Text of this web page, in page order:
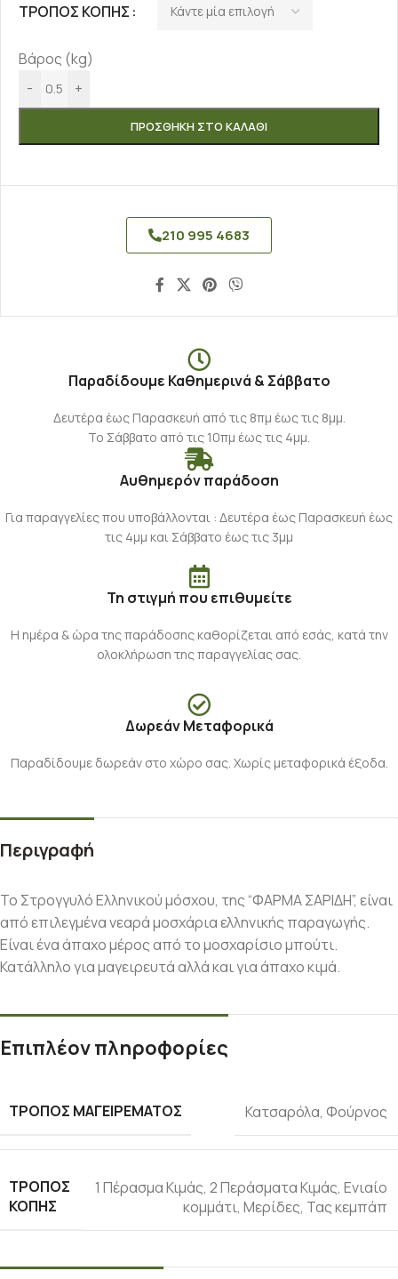
ΤΡΌΠΟΣ ΚΟΠΉΣ
Βάρος (kg)
-
+
ΠΡΟΣΘΉΚΗ ΣΤΟ ΚΑΛΆΘΙ
210 995 4683
Παραδίδουμε Καθημερινά & Σάββατο
Δευτέρα έως Παρασκευή από τις 8πμ έως τις 8μμ.
Το Σάββατο από τις 10πμ έως τις 4μμ.
Αυθημερόν παράδοση
Για παραγγελίες που υποβάλλονται : Δευτέρα έως Παρασκευή έως
τις 4μμ και Σάββατο έως τις 3μμ
Τη στιγμή που επιθυμείτε
Η ημέρα & ώρα της παράδοσης καθορίζεται από εσάς, κατά την
ολοκλήρωση της παραγγελίας σας.
Δωρεάν Μεταφορικά
Παραδίδουμε δωρεάν στο χώρο σας. Χωρίς μεταφορικά έξοδα.
Περιγραφή
Το Στρογγυλό Ελληνικού μόσχου, της “ΦΑΡΜΑ ΣΑΡΙΔΗ”, είναι
από επιλεγμένα νεαρά μοσχάρια ελληνικής παραγωγής.
Είναι ένα άπαχο μέρος από το μοσχαρίσιο μπούτι.
Κατάλληλο για μαγειρευτά αλλά και για άπαχο κιμά.
Επιπλέον πληροφορίες
ΤΡΌΠΟΣ ΜΑΓΕΙΡΈΜΑΤΟΣ Κατσαρόλα, Φούρνος
ΤΡΌΠΟΣ
ΚΟΠΉΣ
1 Πέρασμα Κιμάς, 2 Περάσματα Κιμάς, Ενιαίο
κομμάτι, Μερίδες, Τας κεμπάπ